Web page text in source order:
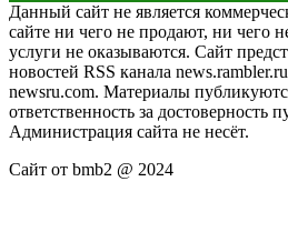
Данный сайт не является
сайте ни чего не продают, ни чего
услуги не оказываются. Сайт
новостей RSS канала
newsru.com. Материалы
ответственность за достоверность
Администрация сайта не несёт.
Сайт от bmb2 @ 2024